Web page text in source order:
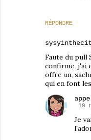
RÉPONDRE
Faute du pull
confirme, j'ai
offre un,
qui en font
19
Je